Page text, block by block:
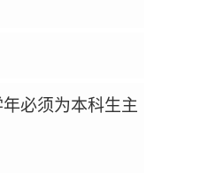
必须为本科生主